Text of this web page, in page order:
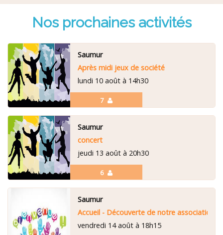
Nos prochaines activités
7
Saumur
Après midi jeux de société
lundi 10 août à 14h30
6
Saumur
concert
jeudi 13 août à 20h30
Saumur
Accueil - Découverte de notre association
vendredi 14 août à 18h15